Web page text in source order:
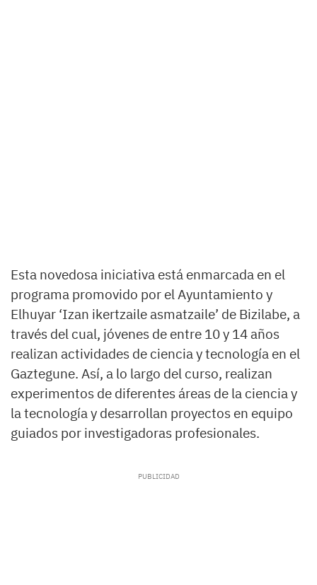
Esta novedosa iniciativa está enmarcada en el
programa promovido por el Ayuntamiento y
Elhuyar ‘Izan ikertzaile asmatzaile’ de Bizilabe, a
través del cual, jóvenes de entre 10 y 14 años
realizan actividades de ciencia y tecnología en el
Gaztegune. Así, a lo largo del curso, realizan
experimentos de diferentes áreas de la ciencia y
la tecnología y desarrollan proyectos en equipo
guiados por investigadoras profesionales.